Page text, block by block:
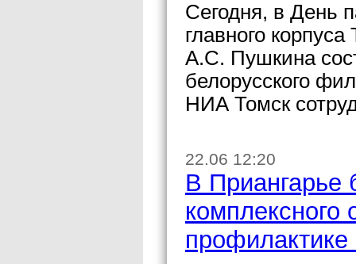
Сегодня, в День
главного
А.С. Пушкина
белорусского
НИА Томск
22.06 12:20
В Приангарье
комплексного
профилактике